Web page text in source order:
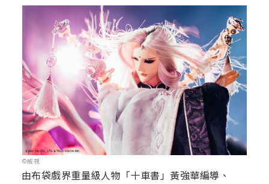
©威視
由布袋戲界重量級人物「十車書」黃強華編導、